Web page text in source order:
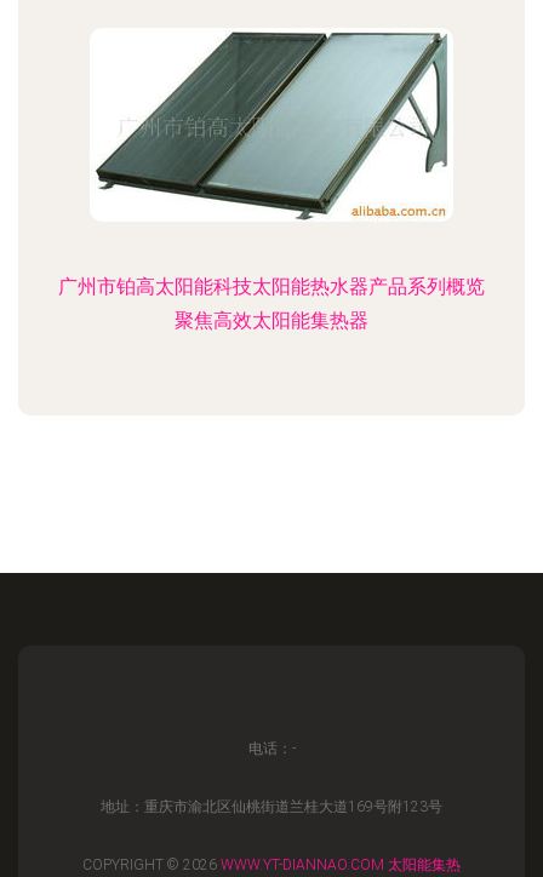
广州市铂高太阳能科技太阳能热水器产品系列概览
聚焦高效太阳能集热器
电话：-
地址：重庆市渝北区仙桃街道兰桂大道169号附123号
COPYRIGHT © 2026 WWW.YT-DIANNAO.COM 太阳能集热